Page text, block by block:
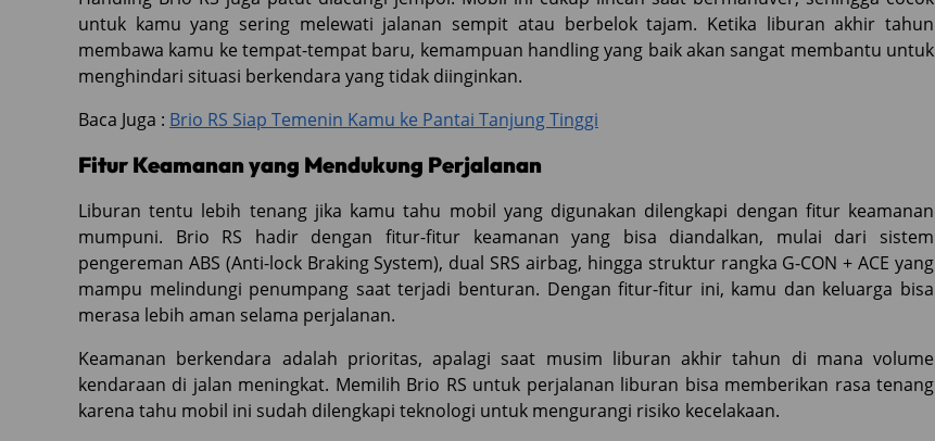
untuk kamu yang sering melewati jalanan sempit atau berbelok tajam. Ketika liburan akhir tahun
membawa kamu ke tempat-tempat baru, kemampuan handling yang baik akan sangat membantu untuk
menghindari situasi berkendara yang tidak diinginkan.
Baca Juga : Brio RS Siap Temenin Kamu ke Pantai Tanjung Tinggi
Fitur Keamanan yang Mendukung Perjalanan
Liburan tentu lebih tenang jika kamu tahu mobil yang digunakan dilengkapi dengan fitur keamanan
mumpuni. Brio RS hadir dengan fitur-fitur keamanan yang bisa diandalkan, mulai dari sistem
pengereman ABS (Anti-lock Braking System), dual SRS airbag, hingga struktur rangka G-CON + ACE yang
mampu melindungi penumpang saat terjadi benturan. Dengan fitur-fitur ini, kamu dan keluarga bisa
merasa lebih aman selama perjalanan.
Keamanan berkendara adalah prioritas, apalagi saat musim liburan akhir tahun di mana volume
kendaraan di jalan meningkat. Memilih Brio RS untuk perjalanan liburan bisa memberikan rasa tenang
karena tahu mobil ini sudah dilengkapi teknologi untuk mengurangi risiko kecelakaan.